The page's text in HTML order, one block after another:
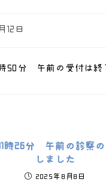
12日
時50分 午前の受付は終
時26分 午前の診察
しました
2025年8月8日